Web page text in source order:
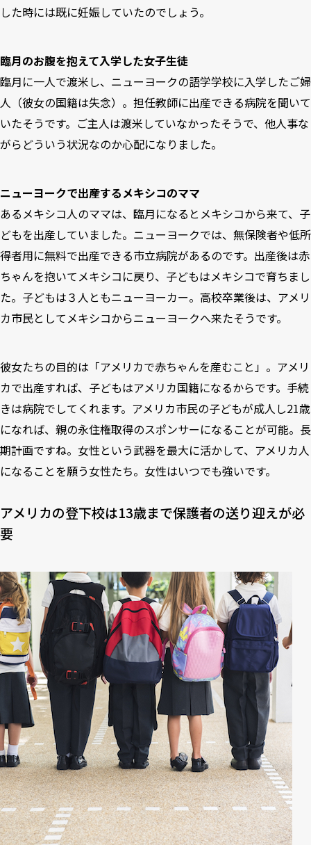
した時には既に妊娠していたのでしょう。
臨月のお腹を抱えて入学した女子生徒
臨月に一人で渡米し、ニューヨークの語学学校に入学したご婦
人（彼女の国籍は失念）。担任教師に出産できる病院を聞いて
いたそうです。ご主人は渡米していなかったそうで、他人事な
がらどういう状況なのか心配になりました。
ニューヨークで出産するメキシコのママ
あるメキシコ人のママは、臨月になるとメキシコから来て、子
どもを出産していました。ニューヨークでは、無保険者や低所
得者用に無料で出産できる市立病院があるのです。出産後は赤
ちゃんを抱いてメキシコに戻り、子どもはメキシコで育ちまし
た。子どもは３人ともニューヨーカー。高校卒業後は、アメリ
カ市民としてメキシコからニューヨークへ来たそうです。
彼女たちの目的は「アメリカで赤ちゃんを産むこと」。アメリ
カで出産すれば、子どもはアメリカ国籍になるからです。手続
きは病院でしてくれます。アメリカ市民の子どもが成人し21歳
になれば、親の永住権取得のスポンサーになることが可能。長
期計画ですね。女性という武器を最大に活かして、アメリカ人
になることを願う女性たち。女性はいつでも強いです。
アメリカの登下校は13歳まで保護者の送り迎えが必
要